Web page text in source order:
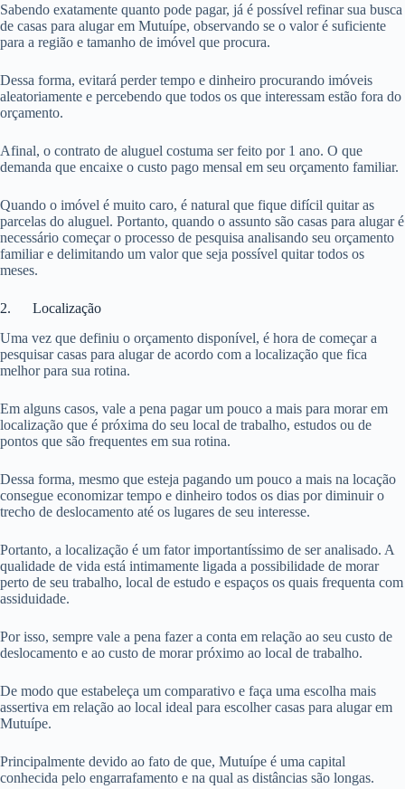
Sabendo exatamente quanto pode pagar, já é possível refinar sua busca
de casas para alugar em Mutuípe, observando se o valor é suficiente
para a região e tamanho de imóvel que procura.
Dessa forma, evitará perder tempo e dinheiro procurando imóveis
aleatoriamente e percebendo que todos os que interessam estão fora do
orçamento.
Afinal, o contrato de aluguel costuma ser feito por 1 ano. O que
demanda que encaixe o custo pago mensal em seu orçamento familiar.
Quando o imóvel é muito caro, é natural que fique difícil quitar as
parcelas do aluguel. Portanto, quando o assunto são casas para alugar é
necessário começar o processo de pesquisa analisando seu orçamento
familiar e delimitando um valor que seja possível quitar todos os
meses.
2. Localização
Uma vez que definiu o orçamento disponível, é hora de começar a
pesquisar casas para alugar de acordo com a localização que fica
melhor para sua rotina.
Em alguns casos, vale a pena pagar um pouco a mais para morar em
localização que é próxima do seu local de trabalho, estudos ou de
pontos que são frequentes em sua rotina.
Dessa forma, mesmo que esteja pagando um pouco a mais na locação
consegue economizar tempo e dinheiro todos os dias por diminuir o
trecho de deslocamento até os lugares de seu interesse.
Portanto, a localização é um fator importantíssimo de ser analisado. A
qualidade de vida está intimamente ligada a possibilidade de morar
perto de seu trabalho, local de estudo e espaços os quais frequenta com
assiduidade.
Por isso, sempre vale a pena fazer a conta em relação ao seu custo de
deslocamento e ao custo de morar próximo ao local de trabalho.
De modo que estabeleça um comparativo e faça uma escolha mais
assertiva em relação ao local ideal para escolher casas para alugar em
Mutuípe.
Principalmente devido ao fato de que, Mutuípe é uma capital
conhecida pelo engarrafamento e na qual as distâncias são longas.